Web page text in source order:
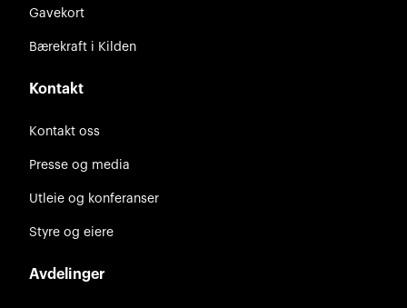
Gavekort
Bærekraft i Kilden
Kontakt
Kontakt oss
Presse og media
Utleie og konferanser
Styre og eiere
Avdelinger